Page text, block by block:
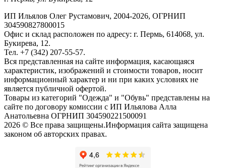
ИП Ильялов Олег Рустамович, 2004-2026, ОГРНИП
304590827800015
Офис и склад расположен по адресу: г. Пермь, 614068, ул.
Букирева, 12.
Тел. +7 (342) 207-55-57.
Вся представленная на сайте информация, касающаяся
характеристик, изображений и стоимости товаров, носит
информационный характер и ни при каких условиях не
является публичной офертой.
Товары из категорий "Одежда" и "Обувь" представлены на
сайте по договору комиссии с ИП Ильялова Алла
Анатольевна ОГРНИП 304590221500091
2026 © Все права защищены.Информация сайта защищена
законом об авторских правах.